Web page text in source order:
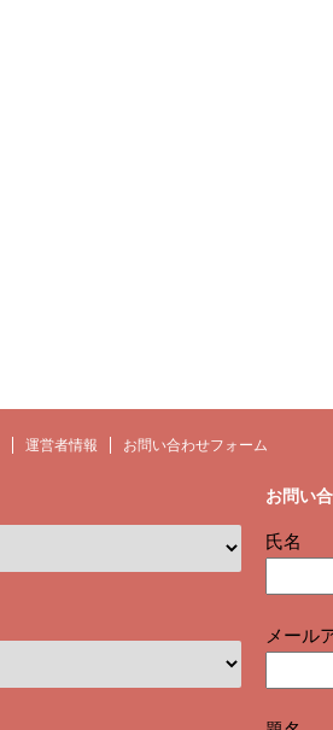
運営者情報 お問い合わせフォーム
お問い
氏名
メール